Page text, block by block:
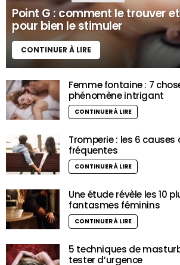
Point G : comment le trouver
pour bien le stimuler
CONTINUER À LIRE
Femme fontaine : 7
phénomène intrigant
CONTINUER À LIRE
Tromperie : les 6 causes
fréquentes
CONTINUER À LIRE
Une étude révèle les 10
fantasmes féminins
CONTINUER À LIRE
5 techniques de
tester d’urgence